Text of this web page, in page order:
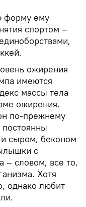
форму ему
спортом –
ожирения
имеются
массы тела
ожирения.
по-прежнему
сыром, беконом
с
– словом, все то,
Хотя
однако любит